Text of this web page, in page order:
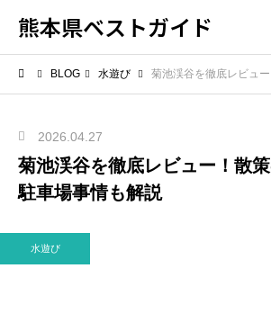
熊本県ベストガイド
BLOG 水遊び 菊池渓谷を徹底レビュー！散策
2026.04.27
菊池渓谷を徹底レビュー！散
駐車場事情も解説
水遊び